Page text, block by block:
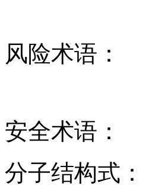
风险术语：
安全术语：
分子结构式：